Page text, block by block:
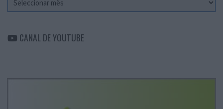
CANAL DE YOUTUBE